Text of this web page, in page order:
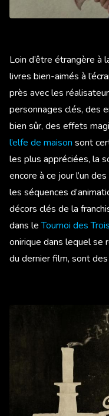
Loin d’être étrangère à
livres bien-aimés à
près avec les
personnages clés, des
bien sûr, des effets
l’elfe de maison sont
les plus appréciées, la
encore à ce jour l’un
les séquences
décors clés de la
dans leTournoi des
onirique dans lequel se
du dernier film, sont